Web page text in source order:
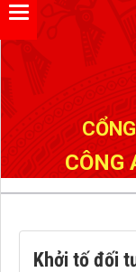
CÔNG
Khởi tố đối